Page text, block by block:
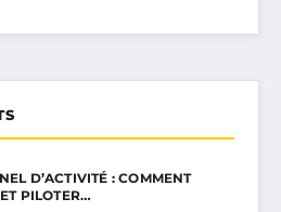
D’ACTIVITÉ : COMMENT
PILOTER…